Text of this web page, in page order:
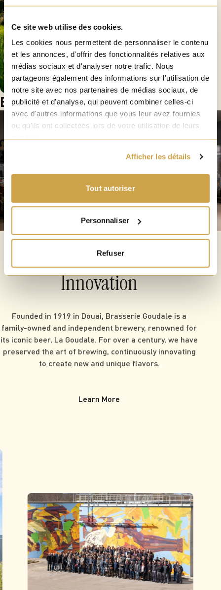
Ce site web utilise des cookies.
Les cookies nous permettent de personnaliser le contenu
et les annonces, d'offrir des fonctionnalités relatives aux
médias sociaux et d'analyser notre trafic. Nous
partageons également des informations sur l'utilisation de
notre site avec nos partenaires de médias sociaux, de
publicité et d'analyse, qui peuvent combiner celles-ci
avec d'autres informations que vous leur avez fournies
ou qu'ils ont collectées lors de votre utilisation de leurs
Afficher les détails
Tout autoriser
Personnaliser
Refuser
Belzebuth
VisitGoudale Brewery
Let yourself be carried away by the magic of our
Belzebuth, and more…
Our guide will take you inside our brewery for an
immersive tour, ending with a beer tasting experience.
Book Now
THE BREWERY
100 Yearsof Tradition &
Innovation
Founded in 1919 in Douai, Brasserie Goudale is a
family-owned and independent brewery, renowned for
its iconic beer, La Goudale. For over a century, we have
preserved the art of brewing, continuously innovating
to create new and unique flavors.
Learn More